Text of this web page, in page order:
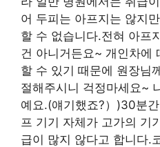
어 두피는 아프지는 않지
할 수 없습니다.전혀 아프
건 아니거든요~ 개인차에
할 수 있기 때문에 원장님
절해주시니 걱정마세요~
예요.(얘기했죠?）)30분
프 기기 자체가 고가의 기
급이 많지 않다고 합니다.